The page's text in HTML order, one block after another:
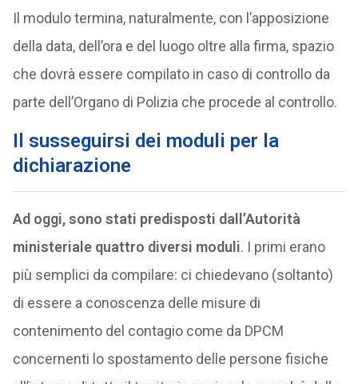
Il modulo termina, naturalmente, con l’apposizione
della data, dell’ora e del luogo oltre alla firma, spazio
che dovrà essere compilato in caso di controllo da
parte dell’Organo di Polizia che procede al controllo.
Il susseguirsi dei moduli per la
dichiarazione
Ad oggi, sono stati predisposti dall’Autorità
ministeriale quattro diversi moduli. I primi erano
più semplici da compilare: ci chiedevano (soltanto)
di essere a conoscenza delle misure di
contenimento del contagio come da DPCM
concernenti lo spostamento delle persone fisiche